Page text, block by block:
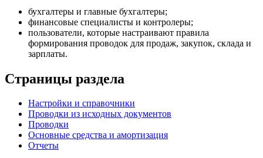
бухгалтеры и главные бухгалтеры;
финансовые специалисты и контролеры;
пользователи, которые настраивают правила
формирования проводок для продаж, закупок, склада и
зарплаты.
Страницы раздела
Настройки и справочники
Проводки из исходных документов
Проводки
Основные средства и амортизация
Отчеты